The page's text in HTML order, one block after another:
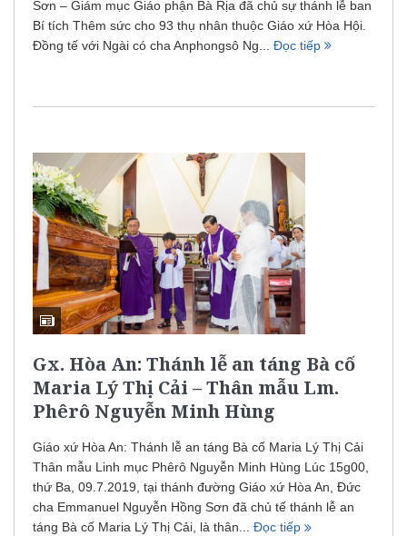
Sơn – Giám mục Giáo phận Bà Rịa đã chủ sự thánh lễ ban
Bí tích Thêm sức cho 93 thụ nhân thuộc Giáo xứ Hòa Hội.
Đồng tế với Ngài có cha Anphongsô Ng... Đọc tiếp
Gx. Hòa An: Thánh lễ an táng Bà cố
Maria Lý Thị Cải – Thân mẫu Lm.
Phêrô Nguyễn Minh Hùng
Giáo xứ Hòa An: Thánh lễ an táng Bà cố Maria Lý Thị Cải
Thân mẫu Linh mục Phêrô Nguyễn Minh Hùng Lúc 15g00,
thứ Ba, 09.7.2019, tại thánh đường Giáo xứ Hòa An, Đức
cha Emmanuel Nguyễn Hồng Sơn đã chủ tế thánh lễ an
táng Bà cố Maria Lý Thị Cải, là thân... Đọc tiếp